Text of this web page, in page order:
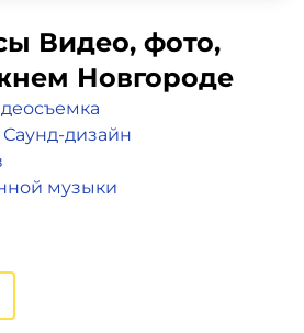
Видео, фото,
Новгороде
дизайн
музыки